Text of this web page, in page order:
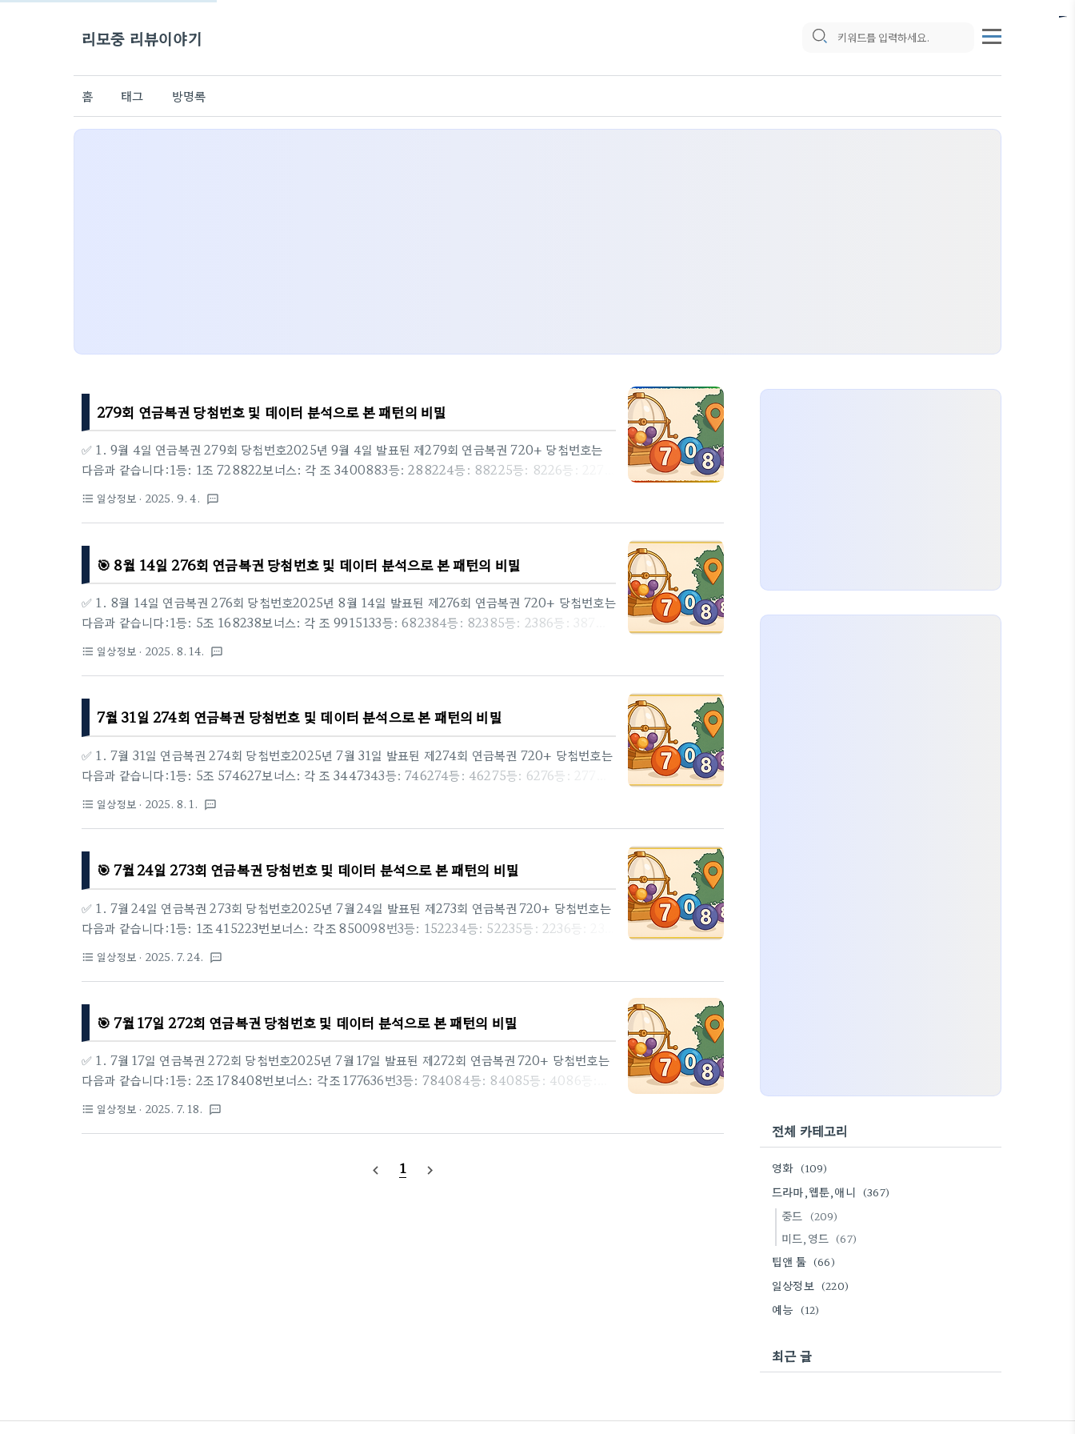
리모중 리뷰이야기
홈 태그 방명록
279회 연금복권 당첨번호 및 데이터 분석으로 본 패턴의 비밀
✅ 1. 9월 4일 연금복권 279회 당첨번호2025년 9월 4일 발표된 제279회 연금복권 720+ 당첨번호는
다음과 같습니다:1등: 1조 728822보너스: 각 조 3400883등: 288224등: 88225등: 8226등: 227
배출점 (총 1건)번호판매점소재지1인터넷 복권판매사이트동행복권(dhlottery.co.kr)이번 회차의 고액
범위: 제1회 ~ 제279회 (총 279회)1등 번호(조 제외 6자리)를 자릿수(d1 ~ d6)로 분리해 각 숫자(0 ~
9)의 출현 빈도를..
format_list_bulleted 일상정보 · 2025. 9. 4. textsms
🎯 8월 14일 276회 연금복권 당첨번호 및 데이터 분석으로 본 패턴의 비밀
✅ 1. 8월 14일 연금복권 276회 당첨번호2025년 8월 14일 발표된 제276회 연금복권 720+ 당첨번호는
다음과 같습니다:1등: 5조 168238보너스: 각 조 9915133등: 682384등: 82385등: 2386등: 387등:
374-8 (청당동, 태경빌딩) 1층2인터넷 복권판매사이트동행복권(dhlottery.co.kr)🏪 2등 배출점 (총 8
건)번호판매점소새지1청당복권나라충남 천안시 동남구 남부대로 374-8 (청당동, 태경빌딩) 1층2청당복
권나라충남 천안시 동남구 남부대로 374-8 (청당동, 태경빌딩) 1층3청당복권나라충남 천안시 동남구 남
부대로 374-8 (청당동, 태경빌딩)..
format_list_bulleted 일상정보 · 2025. 8. 14. textsms
7월 31일 274회 연금복권 당첨번호 및 데이터 분석으로 본 패턴의 비밀
✅ 1. 7월 31일 연금복권 274회 당첨번호2025년 7월 31일 발표된 제274회 연금복권 720+ 당첨번호는
다음과 같습니다:1등: 5조 574627보너스: 각 조 3447343등: 746274등: 46275등: 6276등: 277등:
204 (화북일동)2인터넷 복권판매사이트동행복권(dhlottery.co.kr)🏪 2등 배출점 (총 8건)번호판매점
소재지1다온24시제주 제주시 일주동로 2042다온24시제주 제주시 일주동로 2043다온24시제주 제주
시 일주동로 2044다온24시제주 제주시 일주동로 2045인터넷 복권판매사이트동행복권
(dhlottery.co.kr)6인터넷 복권판매사이트동행복권(dhlo..
format_list_bulleted 일상정보 · 2025. 8. 1. textsms
🎯 7월 24일 273회 연금복권 당첨번호 및 데이터 분석으로 본 패턴의 비밀
✅ 1. 7월 24일 연금복권 273회 당첨번호2025년 7월 24일 발표된 제273회 연금복권 720+ 당첨번호는
다음과 같습니다:1등: 1조 415223번보너스: 각 조 850098번3등: 152234등: 52235등: 2236등: 237
로 33‑1 (봉일천리)2인터넷 복권판매사이트동행복권(dhlottery.co.kr) 🏪 2등 배출점 (총 8건)번호판
매점소재지1현대25시편의점경기도 파주시 조리읍 봉천로 33‑12현대25시편의점경기도 파주시 조리읍 봉
천로 33‑13현대25시편의점경기도 파주시 조리읍 봉천로 33‑14현대25시편의점경기도 파주시 조리읍 봉
천로 33‑15인터넷 복권판매사이트동행복권..
format_list_bulleted 일상정보 · 2025. 7. 24. textsms
🎯 7월 17일 272회 연금복권 당첨번호 및 데이터 분석으로 본 패턴의 비밀
✅ 1. 7월 17일 연금복권 272회 당첨번호2025년 7월 17일 발표된 제272회 연금복권 720+ 당첨번호는
다음과 같습니다:1등: 2조 178408번보너스: 각 조 177636번3등: 784084등: 84085등: 4086등:
087등: 81등 당첨자 1명, 2등 4명 / 모든 1 등 · 2 등은 온라인 구매(동행복권 사이트) 에서 배출되었습니
다.🏪 1등·2등 배출점등위판매점소재지1등인터넷 복권판매사이트동행복권(dhlottery.co.kr)2등인터
위: 제1회 ~ 제272회 (총 272회)1등 번호(조 제외 6자리)를 자릿수(d1 ~ d6)로 분리, 각 숫자(0 ~ 9)
format_list_bulleted 일상정보 · 2025. 7. 18. textsms
navigate_before 1 navigate_next
전체 카테고리
영화 (109)
드라마,웹툰,애니 (367)
중드 (209)
미드,영드 (67)
팁앤 툴 (66)
일상정보 (220)
예능 (12)
최근 글